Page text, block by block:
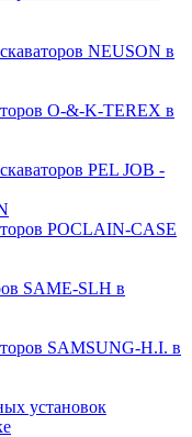
NEUSON в
O-&-K-TEREX в
PEL JOB -
POCLAIN-CASE
SAME-SLH в
SAMSUNG-H.I. в
установок